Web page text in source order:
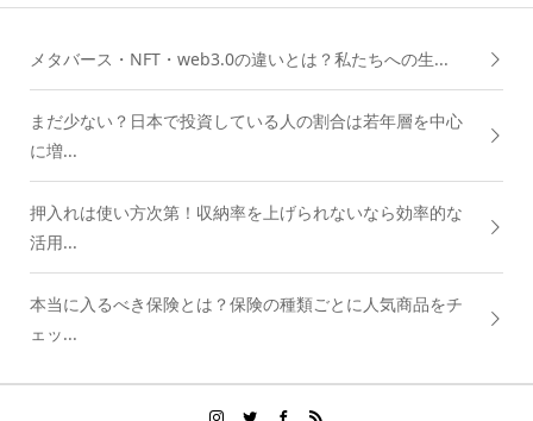
メタバース・NFT・web3.0の違いとは？私たちへの生...
まだ少ない？日本で投資している人の割合は若年層を中心
に増...
押入れは使い方次第！収納率を上げられないなら効率的な
活用...
本当に入るべき保険とは？保険の種類ごとに人気商品をチ
ェッ...